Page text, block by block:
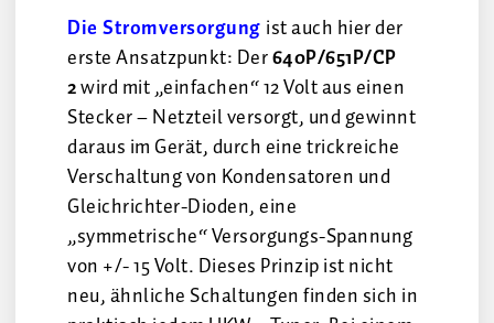
Die Stromversorgung ist auch hier der
erste Ansatzpunkt: Der640P/651P/CP
2wird mit „einfachen“ 12 Volt aus einen
Stecker – Netzteil versorgt, und gewinnt
daraus im Gerät, durch eine trickreiche
Verschaltung von Kondensatoren und
Gleichrichter-Dioden, eine
„symmetrische“ Versorgungs-Spannung
von +/- 15 Volt. Dieses Prinzip ist nicht
neu, ähnliche Schaltungen finden sich in